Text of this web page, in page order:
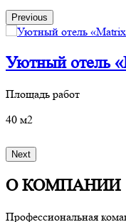
Previous
Уютный отель
Площадь работ
40 м2
Next
О КОМПАНИИ
Профессиональная